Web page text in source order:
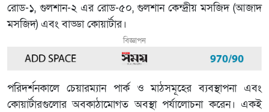
রোড-১, গুলশান-২ এর রোড-৫০, গুলশান কেন্দ্রীয় মসজিদ (আজাদ
মসজিদ) এবং বাড্ডা কোয়ার্টার।
বিজ্ঞাপন
পরিদর্শনকালে চেয়ারম্যান পার্ক ও মাঠসমূহের ব্যবস্থাপনা এবং
কোয়ার্টারগুলোর অবকাঠামোগত অবস্থা পর্যালোচনা করেন। একই